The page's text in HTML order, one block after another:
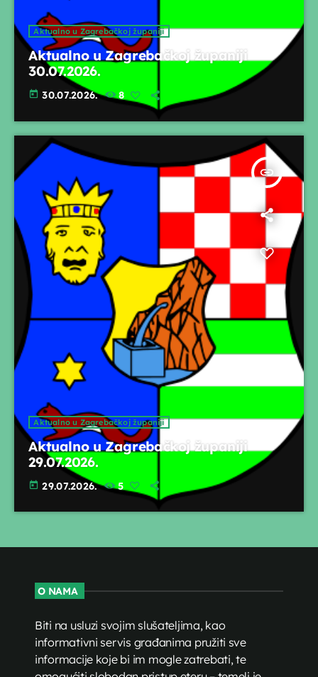
Aktualno u Zagrebačkoj županiji
Aktualno u Zagrebačkoj županiji
30.07.2026.
today 30.07.2026. 8
insert_link
Aktualno u Zagrebačkoj županiji
Aktualno u Zagrebačkoj županiji
29.07.2026.
today 29.07.2026. 5
O NAMA
Biti na usluzi svojim slušateljima, kao
informativni servis građanima pružiti sve
informacije koje bi im mogle zatrebati, te